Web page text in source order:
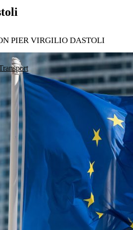
PIER VIRGILIO DASTOLI